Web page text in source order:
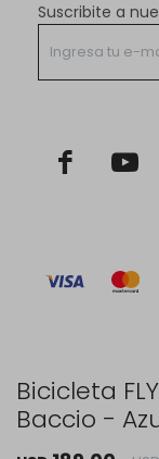
Bicicleta
Baccio -
Suscribite a

© Copyright 2026 /